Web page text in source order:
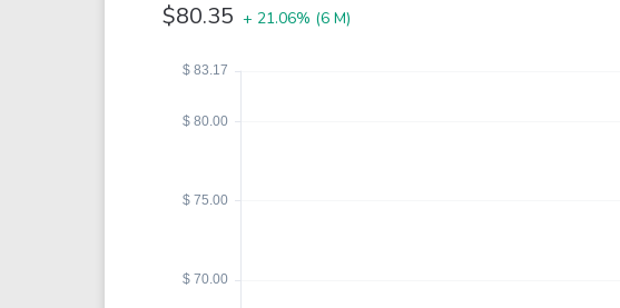
See all$80.35 + 21.06% (6 M)